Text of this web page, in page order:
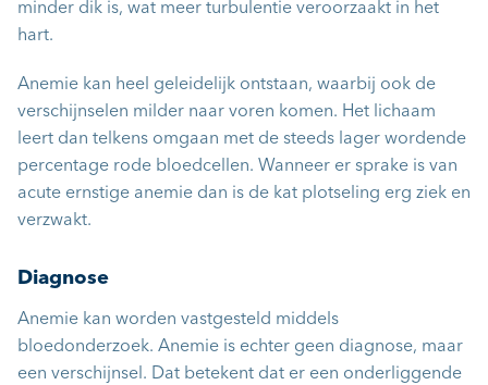
minder dik is, wat meer turbulentie veroorzaakt in het
hart.
Anemie kan heel geleidelijk ontstaan, waarbij ook de
verschijnselen milder naar voren komen. Het lichaam
leert dan telkens omgaan met de steeds lager wordende
percentage rode bloedcellen. Wanneer er sprake is van
acute ernstige anemie dan is de kat plotseling erg ziek en
verzwakt.
Diagnose
Anemie kan worden vastgesteld middels
bloedonderzoek. Anemie is echter geen diagnose, maar
een verschijnsel. Dat betekent dat er een onderliggende